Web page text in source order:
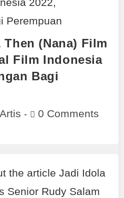
(Nana) Film
Film Indonesia
Bagi
Artis 0 Comments